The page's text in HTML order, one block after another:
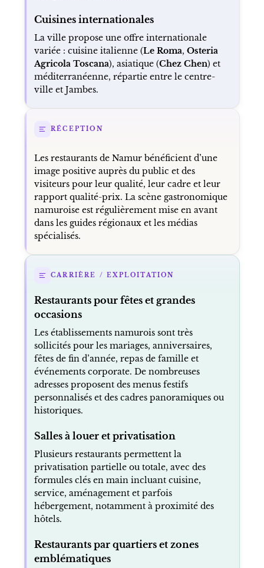
Cuisines internationales
La ville propose une offre internationale
variée : cuisine italienne (Le Roma, Osteria
Agricola Toscana), asiatique (Chez Chen) et
méditerranéenne, répartie entre le centre-
ville et Jambes.
RÉCEPTION
Les restaurants de Namur bénéficient d’une
image positive auprès du public et des
visiteurs pour leur qualité, leur cadre et leur
rapport qualité-prix. La scène gastronomique
namuroise est régulièrement mise en avant
dans les guides régionaux et les médias
spécialisés.
CARRIÈRE / EXPLOITATION
Restaurants pour fêtes et grandes
occasions
Les établissements namurois sont très
sollicités pour les mariages, anniversaires,
fêtes de fin d’année, repas de famille et
événements corporate. De nombreuses
adresses proposent des menus festifs
personnalisés et des cadres panoramiques ou
historiques.
Salles à louer et privatisation
Plusieurs restaurants permettent la
privatisation partielle ou totale, avec des
formules clés en main incluant cuisine,
service, aménagement et parfois
hébergement, notamment à proximité des
hôtels.
Restaurants par quartiers et zones
emblématiques